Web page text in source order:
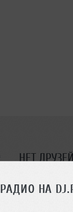
РАДИО НА
НЕТ